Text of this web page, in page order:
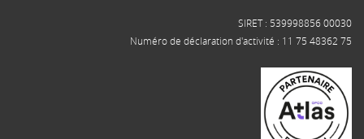
SIRET : 539998856 00030
Numéro de déclaration d'activité : 11 75 48362 75